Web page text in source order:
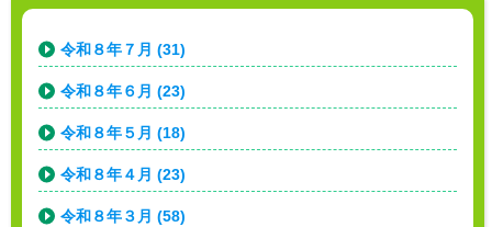
令和８年７月 (31)
令和８年６月 (23)
令和８年５月 (18)
令和８年４月 (23)
令和８年３月 (58)